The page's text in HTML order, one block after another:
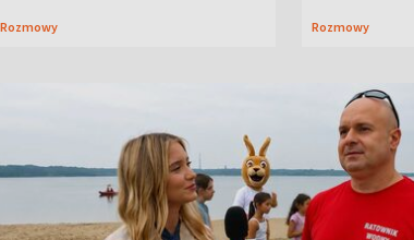
Rozmowy Rozmowy